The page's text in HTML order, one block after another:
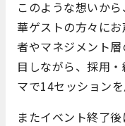
このような想いか
華ゲストの方々に
者やマネジメント
目しながら、採用・
マで14セッション
またイベント終了